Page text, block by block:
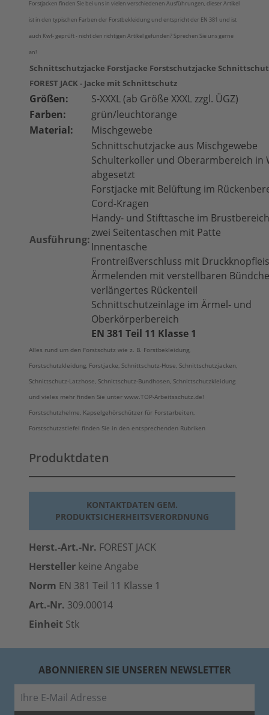
Forstjacken finden Sie bei uns in vielen verschiedenen Ausführungen, dieser Artikel
ist in den typischen Farben der Forstbekleidung und entspricht der EN 381 und ist
auch Kwf- geprüft - nicht den richtigen Artikel gefunden? Sprechen Sie uns gerne
an!
Schnittschutzjacke Forstjacke Forstschutzjacke
FOREST JACK - Jacke mit Schnittschutz
Größen: S-XXXL(ab Größe XXXL zzgl. ÜGZ)
Farben:
grün/leuchtorange
Material:
Mischgewebe
Ausführung:
Schnittschutzjacke aus Mischgewebe
Schulterkoller und Oberarmbereich in
abgesetzt
Forstjacke mit Belüftung im
Cord-Kragen
Handy- und Stifttasche im Brustbereich
zwei Seitentaschen mit Patte
Innentasche
Frontreißverschluss mit
Ärmelenden mit verstellbaren
verlängertes Rückenteil
Schnittschutzeinlage im Ärmel- und
Oberkörperbereich
EN 381 Teil 11 Klasse 1
Alles rund um den Forstschutz wie z. B. Forstbekleidung,
Forstschutzkleidung, Forstjacke, Schnittschutz-Hose, Schnittschutzjacken,
Schnittschutz-Latzhose, Schnittschutz-Bundhosen, Schnittschutzkleidung
und vieles mehr finden Sie unter www.TOP-Arbeitsschutz.de!
Forstschutzhelme, Kapselgehörschützer für Forstarbeiten,
Forstschutzstiefel finden Sie in den entsprechenden Rubriken
Produktdaten
KONTAKTDATEN GEM.
PRODUKTSICHERHEITSVERORDNUNG
Herst.-Art.-Nr. FOREST JACK
Hersteller keine Angabe
Norm EN 381 Teil 11 Klasse 1
Art.-Nr. 309.00014
Einheit Stk
ABONNIEREN SIE UNSEREN NEWSLETTER